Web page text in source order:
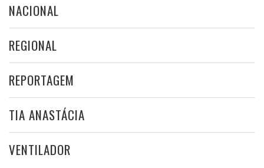
NACIONAL
REGIONAL
REPORTAGEM
TIA ANASTÁCIA
VENTILADOR